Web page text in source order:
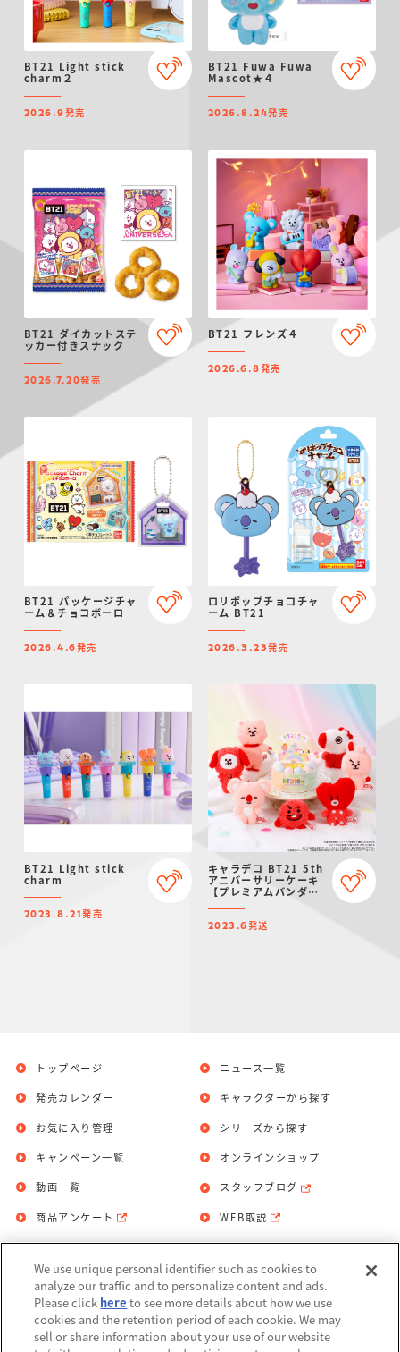
BT21 Light stick
charm２
2026.9発売
BT21 Fuwa Fuwa
Mascot★４
2026.8.24発売
BT21 ダイカットステ
ッカー付きスナック
2026.7.20発売
BT21 フレンズ４
2026.6.8発売
BT21 パッケージチャ
ーム＆チョコボーロ
2026.4.6発売
ロリポップチョコチャ
ーム BT21
2026.3.23発売
BT21 Light stick
charm
2023.8.21発売
キャラデコ BT21 5th
アニバーサリーケーキ
【プレミアムバンダイ
2023.6発送
トップページ
発売カレンダー
お気に入り管理
ニュース一覧
キャラクターから探す
シリーズから探す
キャンペーン一覧
動画一覧
商品アンケート
オンラインショップ
スタッフブログ
WEB取説
お問い合わせ 個人情報保護方針
利用規約
Do Not Sell or Share My Personal
We use unique personal identifier such as cookies to
analyze our traffic and to personalize content and ads.
Please click here to see more details about how we use
cookies and the retention period of each cookie. We may
sell or share information about your use of our website